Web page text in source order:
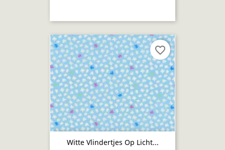
Witte Vlindertjes Op Licht...
favorite_border